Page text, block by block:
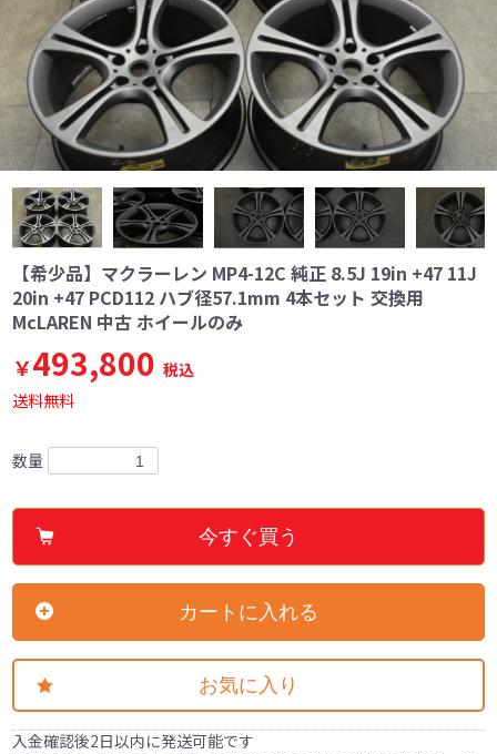
【希少品】マクラーレン MP4-12C 純正 8.5J 19in +47 11J
20in +47 PCD112 ハブ径57.1mm 4本セット 交換用
McLAREN 中古 ホイールのみ
￥493,800 税込
送料無料
数量
今すぐ買う
カートに入れる
お気に入り
入金確認後2日以内に発送可能です